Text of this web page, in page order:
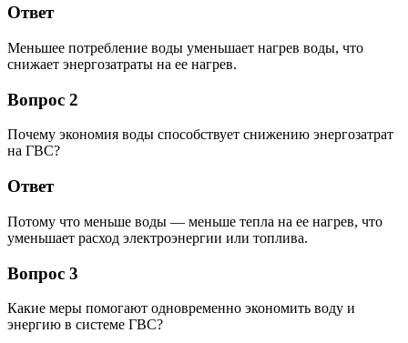
Ответ
Меньшее потребление воды уменьшает нагрев воды, что
снижает энергозатраты на ее нагрев.
Вопрос 2
Почему экономия воды способствует снижению энергозатрат
на ГВС?
Ответ
Потому что меньше воды — меньше тепла на ее нагрев, что
уменьшает расход электроэнергии или топлива.
Вопрос 3
Какие меры помогают одновременно экономить воду и
энергию в системе ГВС?